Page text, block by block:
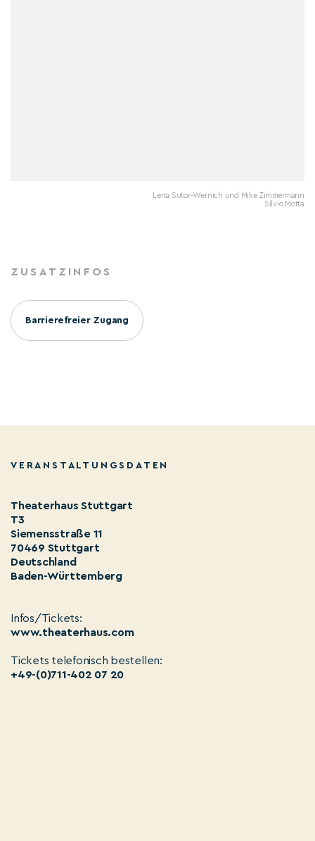
Lena Sutor-Wernich und Mike Zimmermann
Silvio Motta
ZUSATZINFOS
Barrierefreier Zugang
VERANSTALTUNGSDATEN
Theaterhaus Stuttgart
T3
Siemensstraße 11
70469 Stuttgart
Deutschland
Baden-Württemberg
Infos/Tickets:
www.theaterhaus.com
Tickets telefonisch bestellen:
+49-(0)711-402 07 20